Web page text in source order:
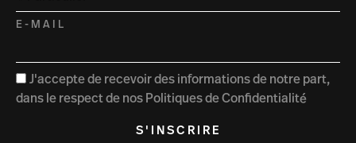
E-MAIL
J'accepte de recevoir des informations de notre part,
dans le respect de nos Politiques de Confidentialité
S'INSCRIRE